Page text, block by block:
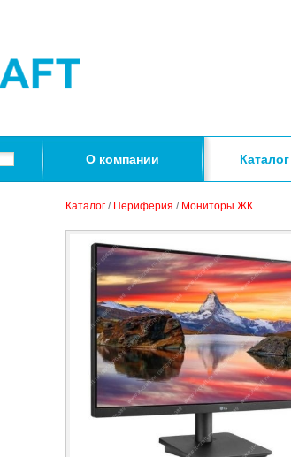
О компании Каталог
Каталог / Периферия / Мониторы ЖК